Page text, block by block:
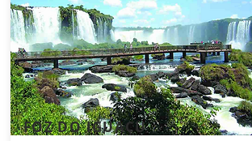
FOZ DO IGUAÇU